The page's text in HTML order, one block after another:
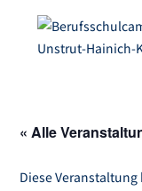
« Alle
Diese